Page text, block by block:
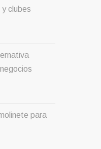
clubes
para